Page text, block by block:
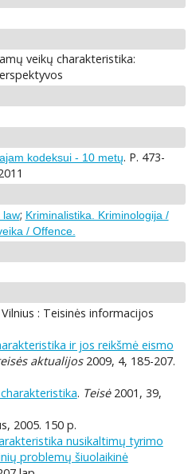
veikų charakteristika:
kodeksui - 10 metų. P. 473-
law; Kriminalistika. Kriminologija /
/ Offence.
: Teisinės informacijos
ir jos reikšmė eismo
aktualijos2009, 4, 185-207.
. Teisė2001, 39,
2005. 150 p.
nusikaltimų tyrimo
problemų šiuolaikinė